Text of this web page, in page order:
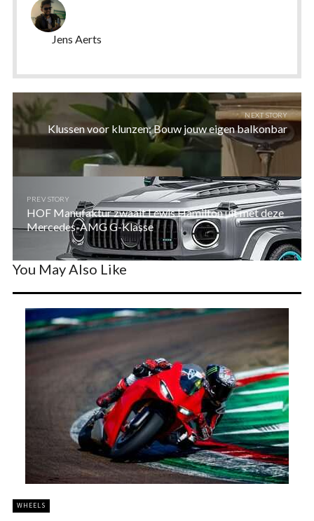
Jens Aerts
NEXT STORY
Klussen voor klunzen: Bouw jouw eigen balkonbar
PREV STORY
HOF Manufaktur zwaait Lewis Hamilton uit met deze
Mercedes-AMG G-Klasse
You May Also Like
WHEELS